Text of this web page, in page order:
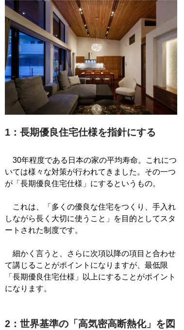
1：長期優良住宅仕様を指針にする
30年程度である日本の家の平均寿命。これにつ
いては様々な対策が行われてきました。その一つ
が「長期優良住宅仕様」にするというもの。
これは、「多くの優良な住宅をつくり、手入れ
しながら長く大切に使うこと」を目的としてスタ
ートされた制度です。
細かく言うと、さらに次項以降の項目と合わせ
て講じることがポイントになりますが、最低限
「長期優良住宅仕様」以上にすることがポイント
になります。
2：世界基準の「高気密高断熱化」を図